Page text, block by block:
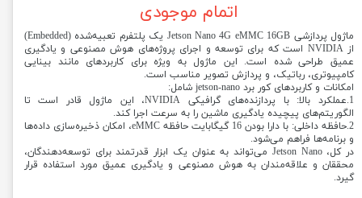
اتمام موجودی
ماژول پردازشی Jetson Nano 4G eMMC 16GB یک پلتفرم تعبیه‌شده (Embedded)
از NVIDIA است که برای توسعه و اجرای پروژه‌های هوش مصنوعی و یادگیری
عمیق طراحی شده است. این ماژول به ویژه برای کاربردهای مانند بینایی
کامپیوتری، رباتیک، و پردازش تصویر مناسب است.
امکانات و کاربردهای کور برد jetson-nano شامل:
1.عملکرد بالا: با پردازنده‌های گرافیکی NVIDIA، این ماژول قادر است تا
الگوریتم‌های پیچیده یادگیری ماشین را به سرعت اجرا کند.
2.حافظه داخلی: با دارا بودن 16 گیگابایت حافظه eMMC، امکان ذخیره‌سازی داده‌ها
و برنامه‌ها فراهم می‌شود.
در کل، Jetson Nano می‌تواند به عنوان یک ابزار قدرتمند برای توسعه‌دهندگان،
محققان و علاقه‌مندان به هوش مصنوعی و یادگیری عمیق مورد استفاده قرار
گیرد.